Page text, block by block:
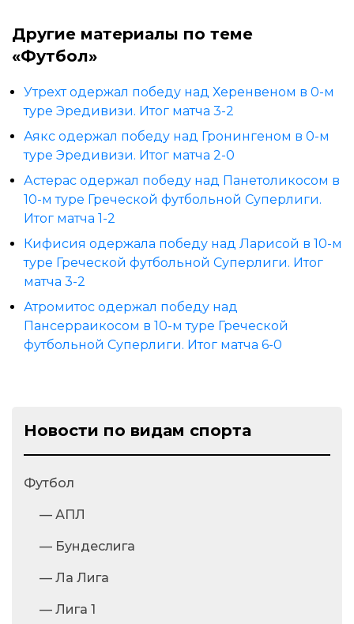
Другие материалы по теме
«Футбол»
Утрехт одержал победу над Херенвеном в 0-м
туре Эредивизи. Итог матча 3-2
Аякс одержал победу над Гронингеном в 0-м
туре Эредивизи. Итог матча 2-0
Астерас одержал победу над Панетоликосом в
10-м туре Греческой футбольной Суперлиги.
Итог матча 1-2
Кифисия одержала победу над Ларисой в 10-м
туре Греческой футбольной Суперлиги. Итог
матча 3-2
Атромитос одержал победу над
Пансерраикосом в 10-м туре Греческой
футбольной Суперлиги. Итог матча 6-0
Новости по видам спорта
Футбол
— АПЛ
— Бундеслига
— Ла Лига
— Лига 1